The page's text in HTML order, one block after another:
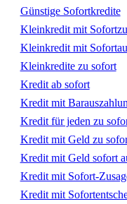
Günstige Sofortkredite
Kleinkredit mit
Kleinkredit mit
Kleinkredite zu sofort
Kredit ab sofort
Kredit mit
Kredit für jeden zu
Kredit mit Geld zu
Kredit mit Geld sofort
Kredit mit Sofort-
Kredit mit